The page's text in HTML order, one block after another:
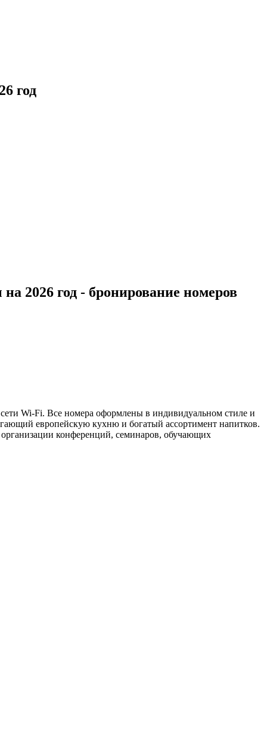
год
2026 год - бронирование номеров
Wi-Fi. Все номера оформлены в индивидуальном стиле и
европейскую кухню и богатый ассортимент напитков.
организации конференций, семинаров, обучающих